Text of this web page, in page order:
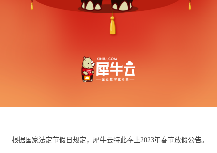
根据国家法定节假日规定，犀牛云特此奉上2023年春节放假公告。